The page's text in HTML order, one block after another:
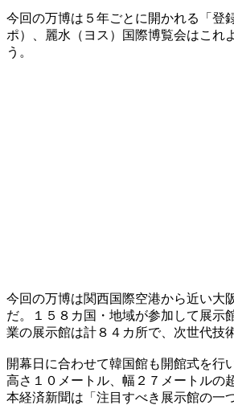
今回の万博は５年ごとに開かれる「登
ポ）、麗水（ヨス）国際博覧会はこれ
う。
今回の万博は関西国際空港から近い大
だ。１５８カ国・地域が参加して展示
業の展示館は計８４カ所で、次世代技
開幕日に合わせて韓国館も開館式を行
高さ１０メートル、幅２７メートルの
本経済新聞は「注目すべき展示館の一